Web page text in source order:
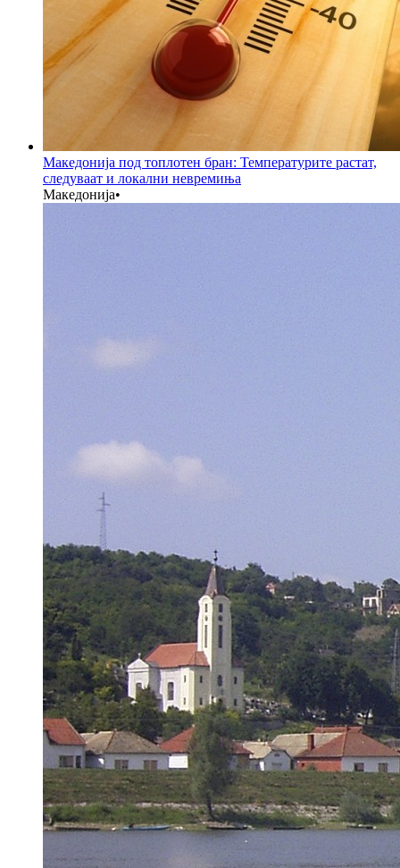
Македонија под топлотен бран: Температурите растат,
следуваат и локални невремиња
Македонија•